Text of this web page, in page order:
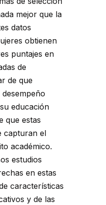
mejor que la
datos
obtienen
puntajes en
de
de que
educación
que estas
capturan el
académico.
estudios
en estas
características
y de las